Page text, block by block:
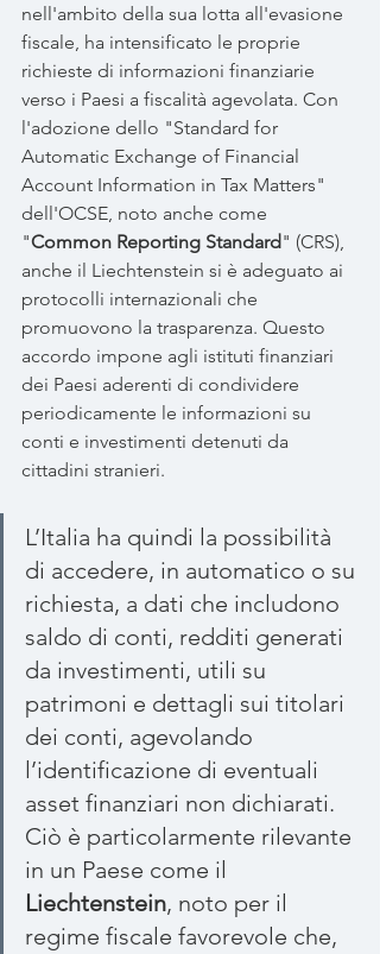
nell'ambito della sua lotta all'evasione
fiscale, ha intensificato le proprie
richieste di informazioni finanziarie
verso i Paesi a fiscalità agevolata. Con
l'adozione dello "Standard for
Automatic Exchange of Financial
Account Information in Tax Matters"
dell'OCSE, noto anche come
"Common Reporting Standard " (CRS),
anche il Liechtenstein si è adeguato ai
protocolli internazionali che
promuovono la trasparenza. Questo
accordo impone agli istituti finanziari
dei Paesi aderenti di condividere
periodicamente le informazioni su
conti e investimenti detenuti da
cittadini stranieri.
L’Italia ha quindi la possibilità
di accedere, in automatico o su
richiesta, a dati che includono
saldo di conti, redditi generati
da investimenti, utili su
patrimoni e dettagli sui titolari
dei conti, agevolando
l’identificazione di eventuali
asset finanziari non dichiarati.
Ciò è particolarmente rilevante
in un Paese come il
Liechtenstein, noto per il
regime fiscale favorevole che,